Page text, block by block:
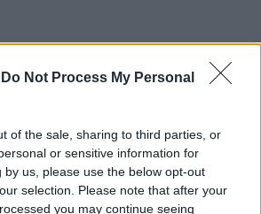
Do Not Process My Personal
of the sale, sharing to third parties, or
or sensitive information for
by us, please use the below opt-out
selection. Please note that after your
you may continue seeing